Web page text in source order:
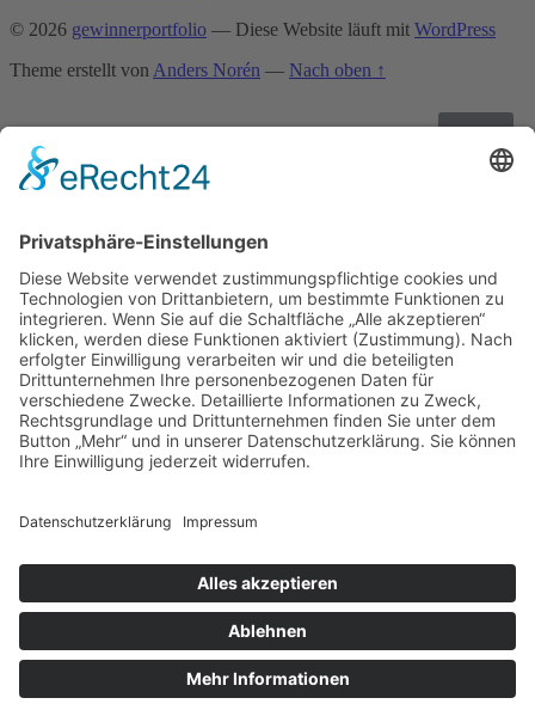
© 2026 gewinnerportfolio — Diese Website läuft mit WordPress
Theme erstellt von Anders Norén — Nach oben ↑
Immer noch auf der Suche nach einer
Strategie?!?
Hast du keine Lust mehr, von einer Strategie zur nächsten zu
springen? 🦘
Möchtest du einfach nur eine Strategie, die für dich funktioniert
💪, und mit der du erfolgreich dein Geld 🤑 in Aktien anlegen
kannst?
Wir haben unsere bewährte Strategie für dich auf wenigen Seiten
👇Das Beste ist du kannst sie dirkostenlos herunterladen👇
zum Aktien-Handbuch